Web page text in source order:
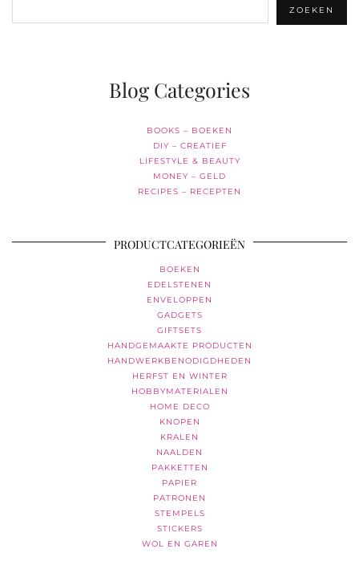
ZOEKEN
Blog Categories
BOOKS – BOEKEN
DIY – CREATIEF
LIFESTYLE & BEAUTY
MONEY – GELD
RECIPES – RECEPTEN
PRODUCTCATEGORIEËN
BOEKEN
EDELSTENEN
ENVELOPPEN
GADGETS
GIFTSETS
HANDGEMAAKTE PRODUCTEN
HANDWERKBENODIGDHEDEN
HERFST EN WINTER
HOBBYMATERIALEN
HOME DECO
KNOPEN
KRALEN
NAALDEN
PAKKETTEN
PAPIER
PATRONEN
STEMPELS
STICKERS
WOL EN GAREN